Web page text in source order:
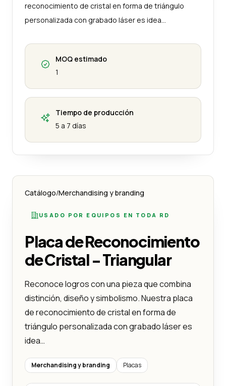
reconocimiento de cristal en forma de triángulo
personalizada con grabado láser es idea…
MOQ estimado
1
Tiempo de producción
5 a 7 días
Catálogo/Merchandising y branding
USADO POR EQUIPOS EN TODA RD
Placa de Reconocimiento
de Cristal - Triangular
Reconoce logros con una pieza que combina
distinción, diseño y simbolismo. Nuestra placa
de reconocimiento de cristal en forma de
triángulo personalizada con grabado láser es
idea…
Merchandising y branding Placas